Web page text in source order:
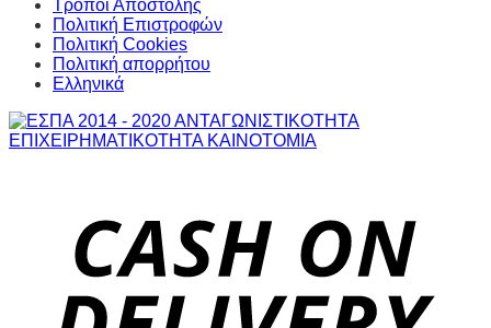
Τρόποι Αποστολής
Πολιτική Επιστροφών
Πολιτική Cookies
Πολιτική απορρήτου
Ελληνικά